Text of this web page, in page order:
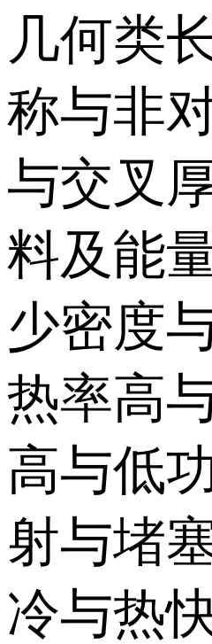
几何类
称与非
与交叉
料及能
少密度
热率高
高与低
射与堵
冷与热